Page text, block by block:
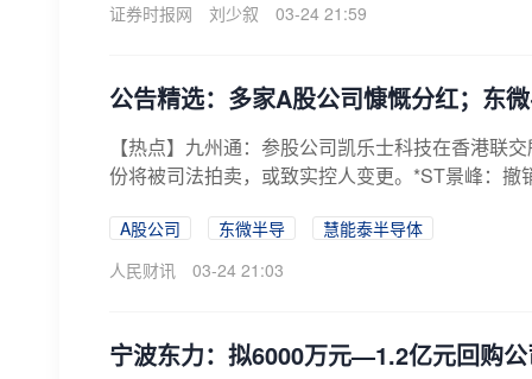
证券时报网
刘少叙 03-24 21:59
公告精选：多家A股公司慷慨分红；东
【热点】九州通：参股公司凯乐士科技在香港联
份将被司法拍卖，或致实控人变更。*ST景峰：
A股公司 东微半导
慧能泰半导体
人民财讯
03-24 21:03
宁波东力：拟6000万元—1.2亿元回购